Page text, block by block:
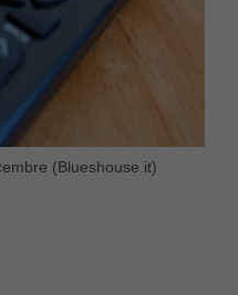
(Blueshouse.it)